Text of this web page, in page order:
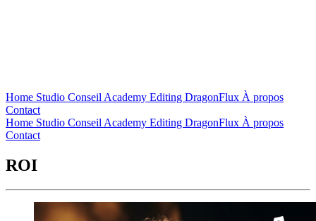
Home Studio Conseil Academy Editing DragonFlux À propos
Contact
Home Studio Conseil Academy Editing DragonFlux À propos
Contact
ROI